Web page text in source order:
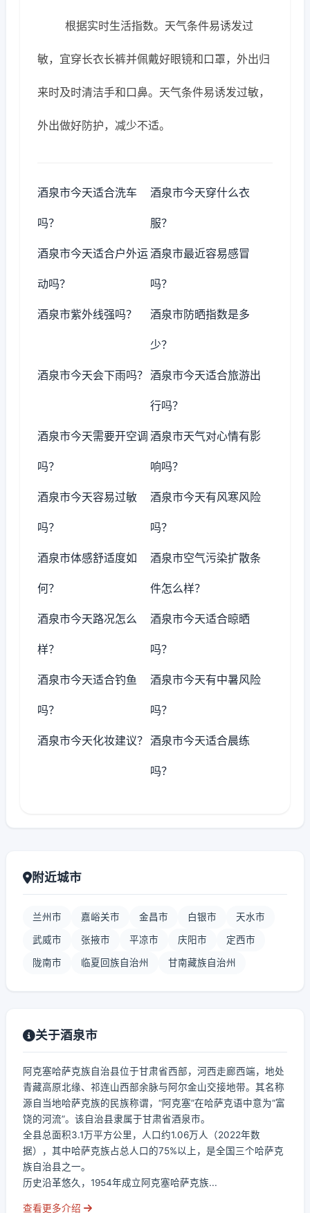
根据实时生活指数。天气条件易诱发过
敏，宜穿长衣长裤并佩戴好眼镜和口罩，外出归
来时及时清洁手和口鼻。天气条件易诱发过敏，
外出做好防护，减少不适。
酒泉市今天适合洗车
吗？
酒泉市今天穿什么衣
服？
酒泉市今天适合户外运
动吗？
酒泉市最近容易感冒
吗？
酒泉市紫外线强吗？ 酒泉市防晒指数是多
少？
酒泉市今天会下雨吗？ 酒泉市今天适合旅游出
行吗？
酒泉市今天需要开空调
吗？
酒泉市天气对心情有影
响吗？
酒泉市今天容易过敏
吗？
酒泉市今天有风寒风险
吗？
酒泉市体感舒适度如
何？
酒泉市空气污染扩散条
件怎么样？
酒泉市今天路况怎么
样？
酒泉市今天适合晾晒
吗？
酒泉市今天适合钓鱼
吗？
酒泉市今天有中暑风险
吗？
酒泉市今天化妆建议？ 酒泉市今天适合晨练
吗？
附近城市
兰州市 嘉峪关市 金昌市 白银市 天水市
武威市 张掖市 平凉市 庆阳市 定西市
陇南市 临夏回族自治州 甘南藏族自治州
关于酒泉市
阿克塞哈萨克族自治县位于甘肃省西部，河西走廊西端，地处
青藏高原北缘、祁连山西部余脉与阿尔金山交接地带。其名称
源自当地哈萨克族的民族称谓，“阿克塞”在哈萨克语中意为“富
饶的河流”。该自治县隶属于甘肃省酒泉市。
全县总面积3.1万平方公里，人口约1.06万人（2022年数
据），其中哈萨克族占总人口的75%以上，是全国三个哈萨克
族自治县之一。
历史沿革悠久，1954年成立阿克塞哈萨克族...
查看更多介绍